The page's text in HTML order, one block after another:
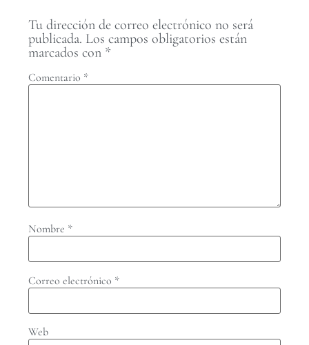
Tu dirección de correo electrónico no será
publicada. Los campos obligatorios están
marcados con *
Comentario *
Nombre *
Correo electrónico *
Web